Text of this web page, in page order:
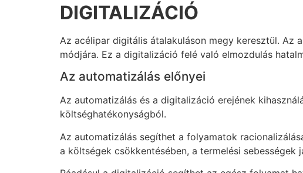
DIGITALIZÁCIÓ
Az acélipar digitális átalakuláson megy keresztül. Az
módjára. Ez a digitalizáció felé való elmozdulás
Az automatizálás előnyei
Az automatizálás és a digitalizáció erejének
költséghatékonyságból.
Az automatizálás segíthet a folyamatok
a költségek csökkentésében, a termelési sebességek